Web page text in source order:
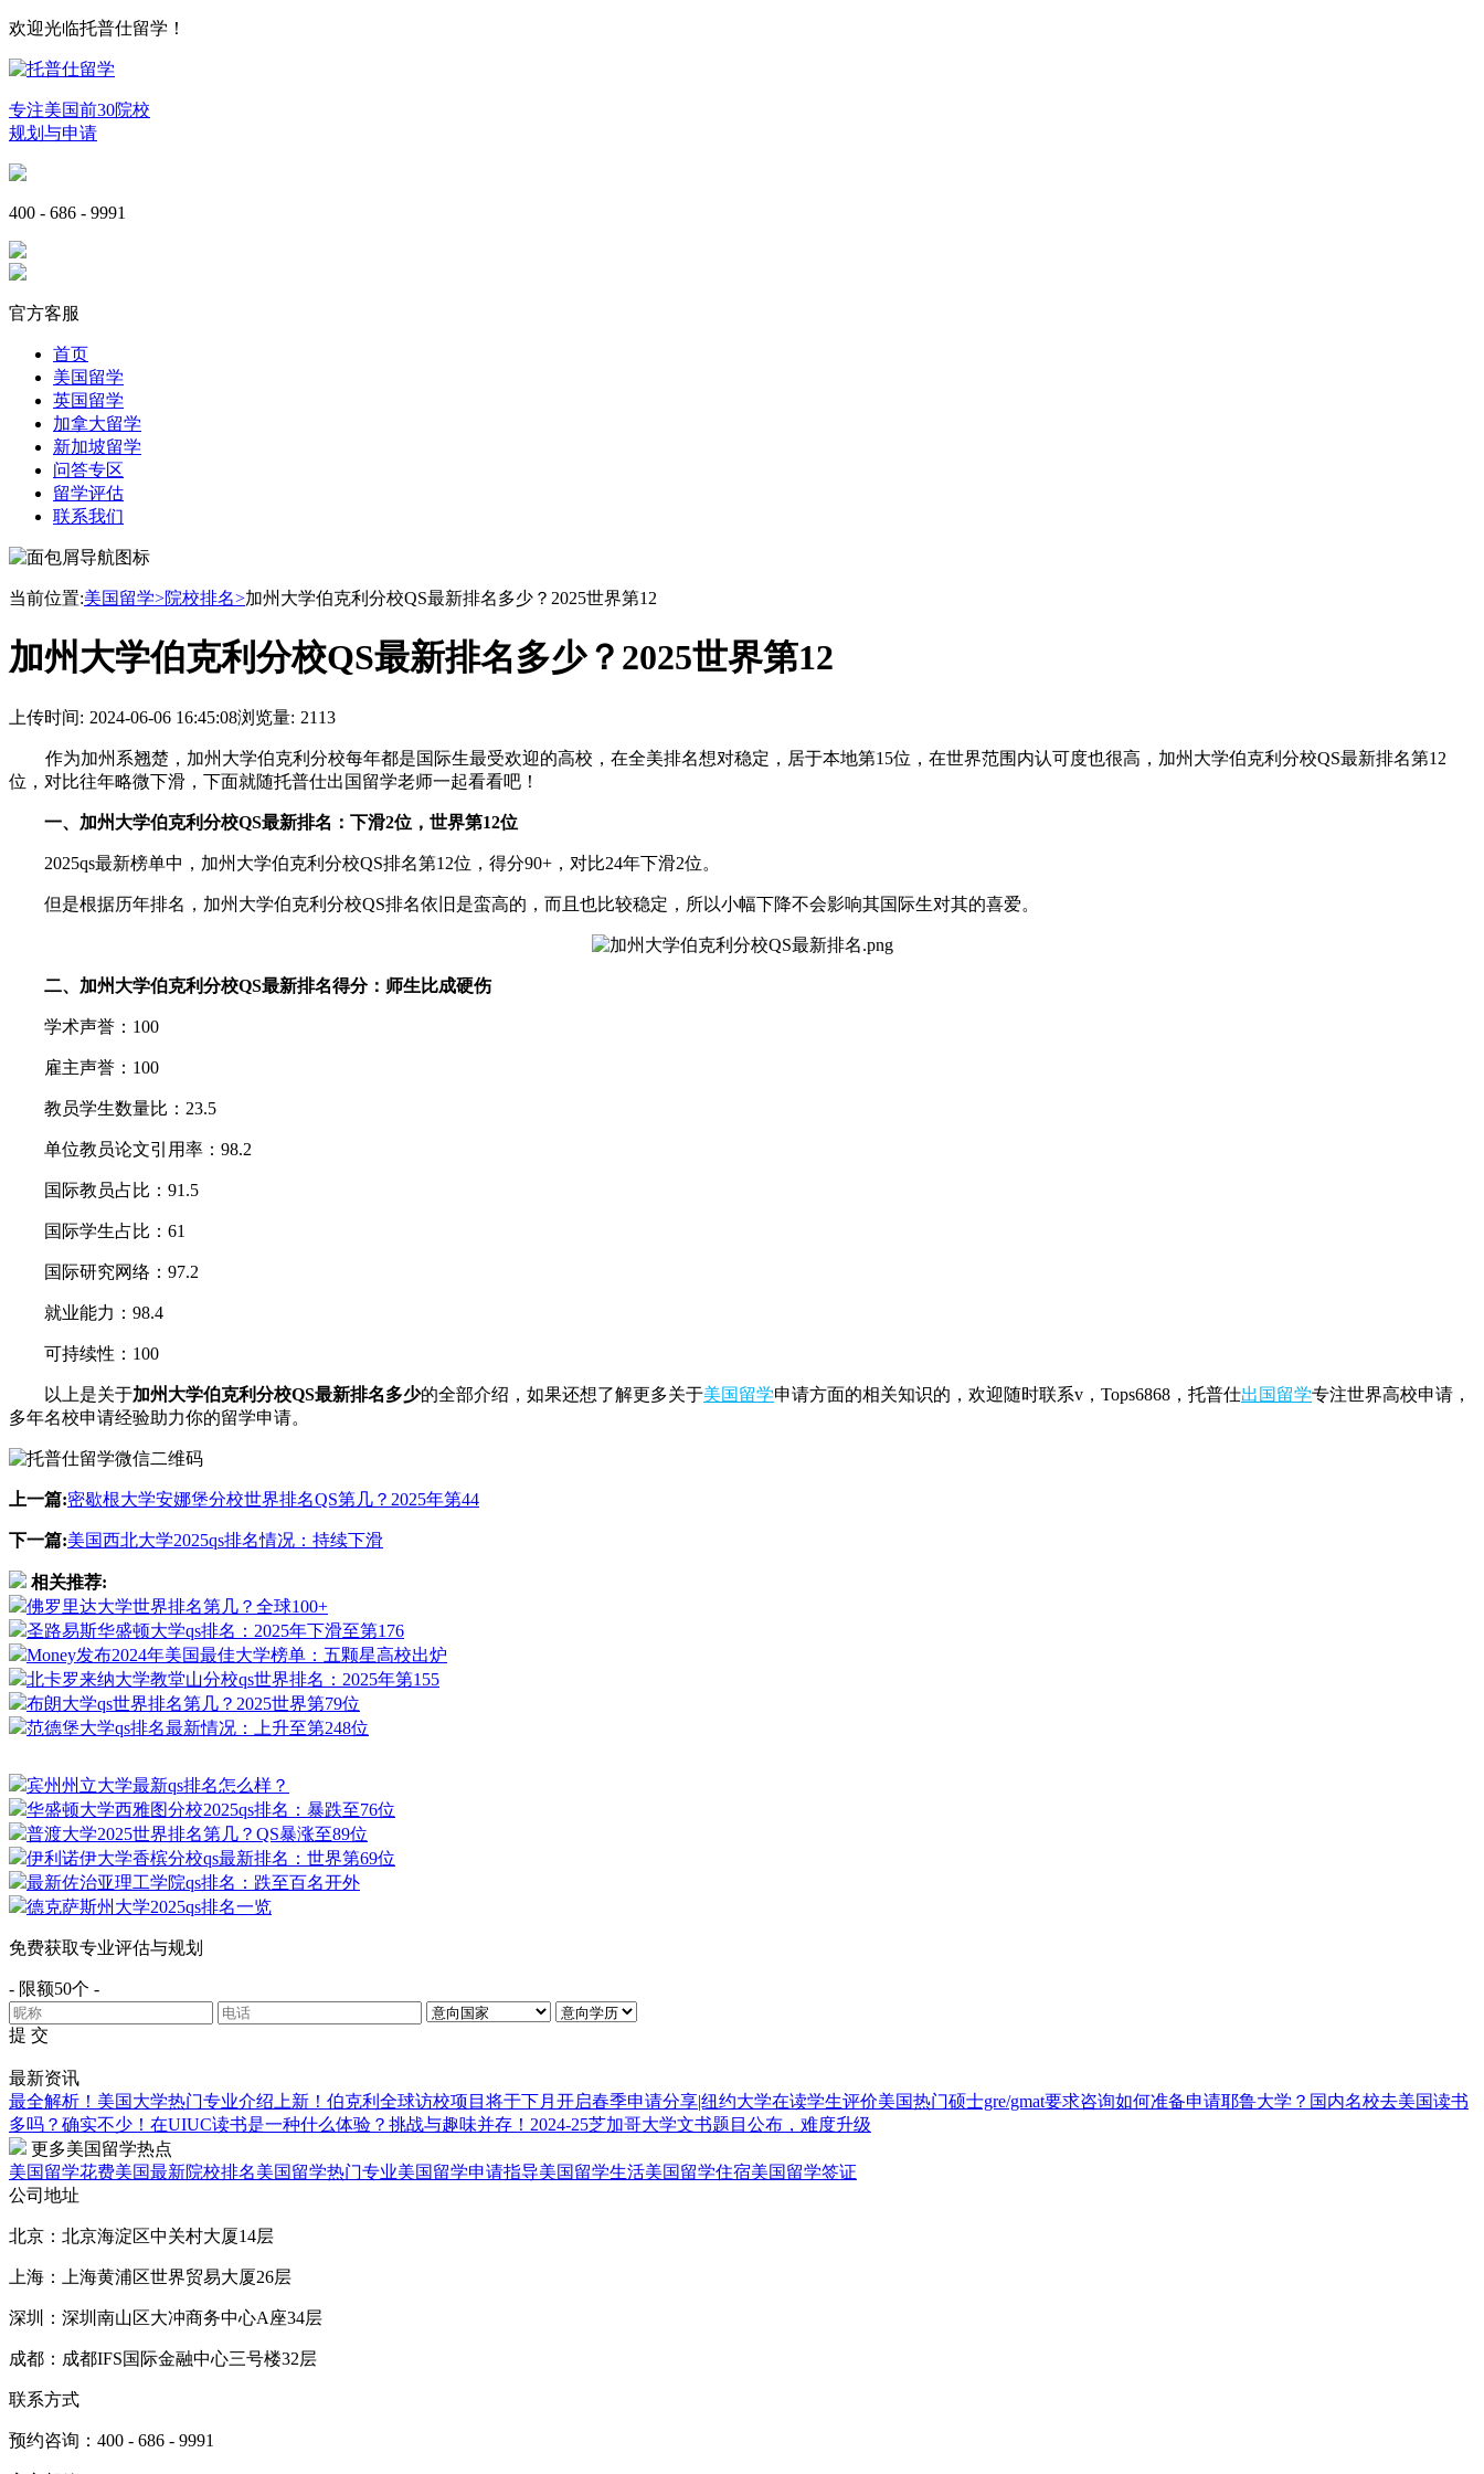
欢迎光临托普仕留学！
专注美国前30院校
规划与申请
400 - 686 - 9991
官方客服
首页
美国留学
英国留学
加拿大留学
新加坡留学
问答专区
留学评估
联系我们
当前位置:美国留学>院校排名>加州大学伯克利分校QS最新排名多少？2025世界第12
加州大学伯克利分校QS最新排名多少？2025世界第12
上传时间: 2024-06-06 16:45:08浏览量: 2113
作为加州系翘楚，加州大学伯克利分校每年都是国际生最受欢迎的高校，在全美排名想对稳定，居于本地第15位，在世界范围内认可度也很高，加州大学伯克利分校QS最新排名第12
位，对比往年略微下滑，下面就随托普仕出国留学老师一起看看吧！
一、加州大学伯克利分校QS最新排名：下滑2位，世界第12位
2025qs最新榜单中，加州大学伯克利分校QS排名第12位，得分90+，对比24年下滑2位。
但是根据历年排名，加州大学伯克利分校QS排名依旧是蛮高的，而且也比较稳定，所以小幅下降不会影响其国际生对其的喜爱。
二、加州大学伯克利分校QS最新排名得分：师生比成硬伤
学术声誉：100
雇主声誉：100
教员学生数量比：23.5
单位教员论文引用率：98.2
国际教员占比：91.5
国际学生占比：61
国际研究网络：97.2
就业能力：98.4
可持续性：100
以上是关于加州大学伯克利分校QS最新排名多少的全部介绍，如果还想了解更多关于美国留学申请方面的相关知识的，欢迎随时联系v，Tops6868，托普仕出国留学专注世界高校申请，
多年名校申请经验助力你的留学申请。
上一篇:密歇根大学安娜堡分校世界排名QS第几？2025年第44
下一篇:美国西北大学2025qs排名情况：持续下滑
相关推荐:
佛罗里达大学世界排名第几？全球100+
圣路易斯华盛顿大学qs排名：2025年下滑至第176
Money发布2024年美国最佳大学榜单：五颗星高校出炉
北卡罗来纳大学教堂山分校qs世界排名：2025年第155
布朗大学qs世界排名第几？2025世界第79位
范德堡大学qs排名最新情况：上升至第248位
宾州州立大学最新qs排名怎么样？
华盛顿大学西雅图分校2025qs排名：暴跌至76位
普渡大学2025世界排名第几？QS暴涨至89位
伊利诺伊大学香槟分校qs最新排名：世界第69位
最新佐治亚理工学院qs排名：跌至百名开外
德克萨斯州大学2025qs排名一览
免费获取专业评估与规划
- 限额50个 -
提 交
最新资讯
最全解析！美国大学热门专业介绍 上新！伯克利全球访校项目将于下月开启春季申请分享|纽约大学在读学生评价美国热门硕士gre/gmat要求咨询如何准备申请耶鲁大学？ 国内名校去美国读书
多吗？确实不少！ 在UIUC读书是一种什么体验？挑战与趣味并存！ 2024-25芝加哥大学文书题目公布，难度升级
更多美国留学热点
美国留学花费美国最新院校排名美国留学热门专业美国留学申请指导美国留学生活美国留学住宿美国留学签证
公司地址
北京：北京海淀区中关村大厦14层
上海：上海黄浦区世界贸易大厦26层
深圳：深圳南山区大冲商务中心A座34层
成都：成都IFS国际金融中心三号楼32层
联系方式
预约咨询：400 - 686 - 9991